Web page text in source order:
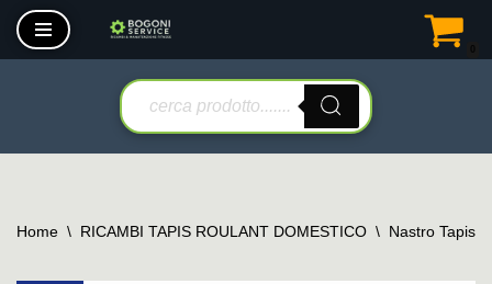
Vai
Home \ RICAMBI TAPIS ROULANT DOMESTICO \ Nastro Tapis